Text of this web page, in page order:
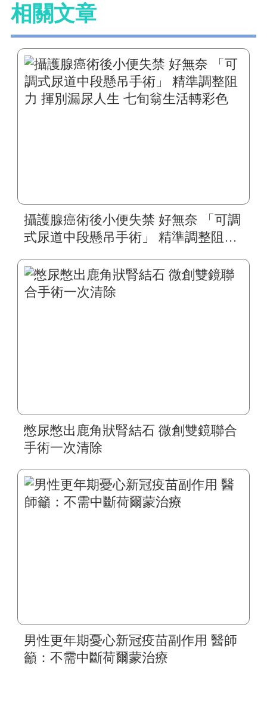
相關文章
攝護腺癌術後小便失禁 好無奈 「可調
式尿道中段懸吊手術」 精準調整阻力
憋尿憋出鹿角狀腎結石 微創雙鏡聯合
手術一次清除
男性更年期憂心新冠疫苗副作用 醫師
籲：不需中斷荷爾蒙治療